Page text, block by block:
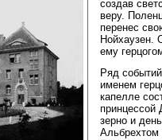
создав
веру.
перенес
Нойхаузен.
ему
Ряд
именем
капелле
принцессой
зерно и
Альбрехтом